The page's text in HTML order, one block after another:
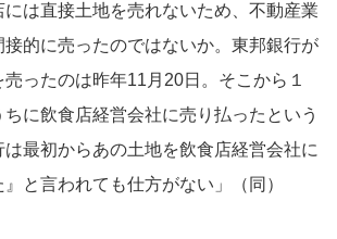
は直接土地を売れないため、不動産業
的に売ったのではないか。東邦銀行が
ったのは昨年11月20日。そこから１
に飲食店経営会社に売り払ったという
は最初からあの土地を飲食店経営会社に
と言われても仕方がない」（同）